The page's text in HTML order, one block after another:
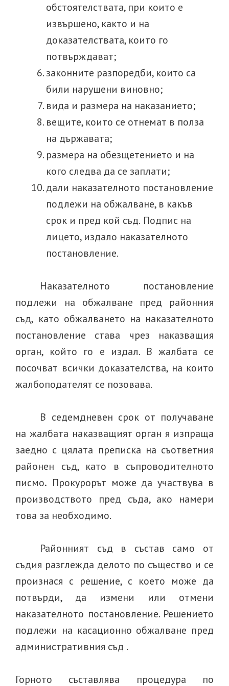
обстоятелствата, при които е
извършено, както и на
доказателствата, които го
потвърждават;
законните разпоредби, които са
били нарушени виновно;
вида и размера на наказанието;
вещите, които се отнемат в полза
на държавата;
размера на обезщетението и на
кого следва да се заплати;
дали наказателното постановление
подлежи на обжалване, в какъв
срок и пред кой съд. Подпис на
лицето, издало наказателното
постановление.
Наказателното постановление
подлежи на обжалване пред районния
съд, като обжалването на наказателното
постановление става чрез наказващия
орган, който го е издал. В жалбата се
посочват всички доказателства, на които
жалбоподателят се позовава.
В седемдневен срок от получаване
на жалбата наказващият орган я изпраща
заедно с цялата преписка на съответния
районен съд, като в съпроводителното
писмо. Прокурорът може да участвува в
производството пред съда, ако намери
това за необходимо.
Районният съд в състав само от
съдия разглежда делото по същество и се
произнася с решение, с което може да
потвърди, да измени или отмени
наказателното постановление. Решението
подлежи на касационно обжалване пред
административния съд .
Горното съставлява процедура по